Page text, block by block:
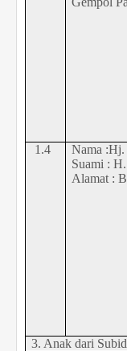
1.4
Nama :Hj.
Suami :
Alamat :
3. Anak dari